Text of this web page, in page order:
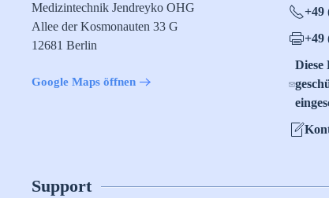
Medizintechnik Jendreyko OHG
Allee der Kosmonauten 33 G
12681 Berlin
Google Maps öffnen
+49
+49
Diese
Support